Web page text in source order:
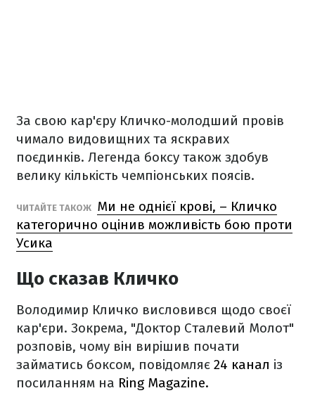
За свою кар'єру Кличко-молодший провів
чимало видовищних та яскравих
поєдинків. Легенда боксу також здобув
велику кількість чемпіонських поясів.
ЧИТАЙТЕ ТАКОЖ Ми не однієї крові, – Кличко
категорично оцінив можливість бою проти
Усика
Що сказав Кличко
Володимир Кличко висловився щодо своєї
кар'єри. Зокрема, "Доктор Сталевий Молот"
розповів, чому він вирішив почати
займатись боксом, повідомляє 24 канал із
посиланням на Ring Magazine.